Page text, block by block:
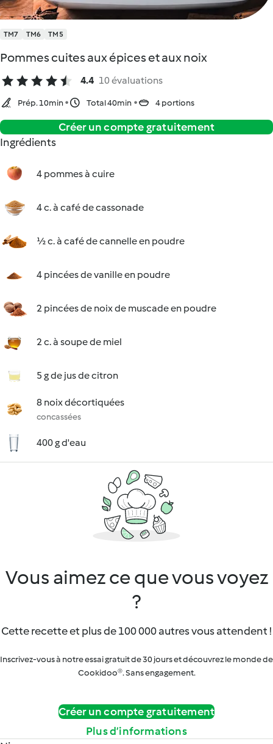
TM7 TM6 TM5
Pommes cuites aux épices et aux noix
4.4 10 évaluations
Prép. 10min Total 40min 4 portions
Créer un compte gratuitement
Ingrédients
4 pommes à cuire
4 c. à café de cassonade
½ c. à café de cannelle en poudre
4 pincées de vanille en poudre
2 pincées de noix de muscade en poudre
2 c. à soupe de miel
5 g de jus de citron
8 noix décortiquées
concassées
400 g d'eau
Vous aimez ce que vous voyez
?
Cette recette et plus de 100 000 autres vous attendent !
Inscrivez-vous à notre essai gratuit de 30 jours et découvrez le monde de
Cookidoo®. Sans engagement.
Créer un compte gratuitement
Plus d’informations